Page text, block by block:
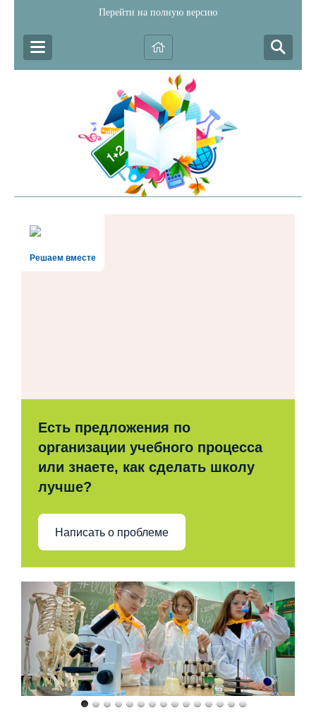
Перейти на полную версию
Решаем вместе
Есть предложения по
организации учебного процесса
или знаете, как сделать школу
лучше?
Написать о проблеме